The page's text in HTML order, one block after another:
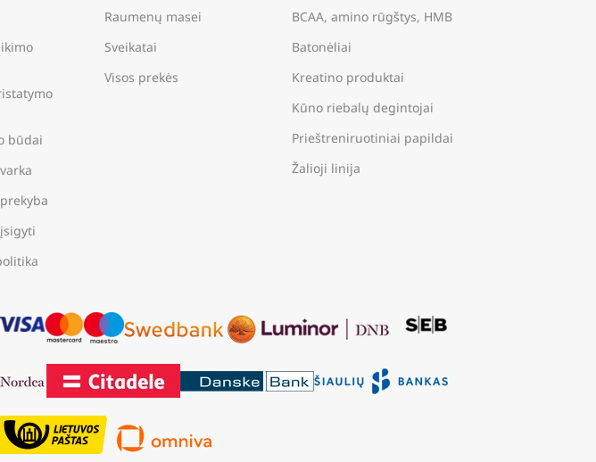
būdai
Raumenų masei
Sveikatai
Visos prekės
BCAA, amino rūgštys, HMB
Batonėliai
Kreatino produktai
Kūno riebalų degintojai
Prieštreniruotiniai papildai
Žalioji linija